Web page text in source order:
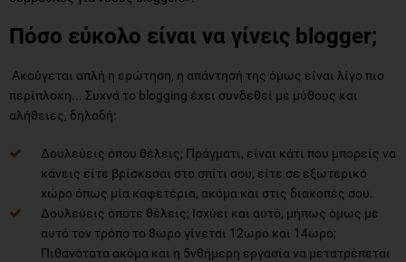
Πόσο εύκολο είναι να γίνεις blogger;
Ακούγεται απλή η ερώτηση, η απάντησή της όμως είναι λίγο πιο
περίπλοκη... Συχνά το blogging έχει συνδεθεί με μύθους και
αλήθειες, δηλαδή:
Δουλεύεις όπου θέλεις; Πράγματι, είναι κάτι που μπορείς να
κάνεις είτε βρίσκεσαι στο σπίτι σου, είτε σε εξωτερικό
χώρο όπως μία καφετέρια, ακόμα και στις διακοπές σου.
Δουλεύεις όποτε θέλεις; Ισχύει και αυτό, μήπως όμως με
αυτό τον τρόπο το 8ωρο γίνεται 12ωρο και 14ωρο;
Πιθανότατα ακόμα και η 5νθήμερη εργασία να μετατρέπεται